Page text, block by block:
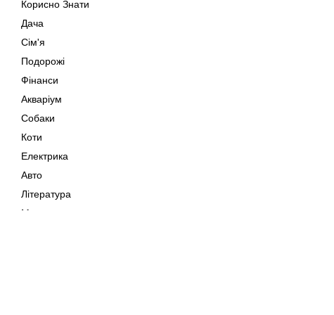
Корисно Знати
Дача
Сім'я
Подорожі
Фінанси
Акваріум
Собаки
Коти
Електрика
Авто
Література
Музика